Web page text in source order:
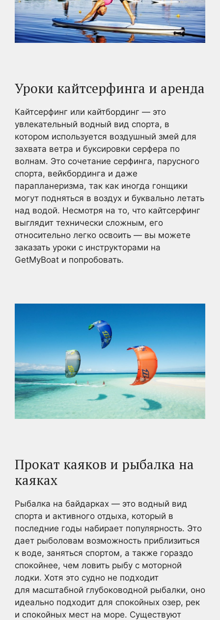
Уроки кайтсерфинга и аренда
Кайтсерфинг или кайтбординг — это
увлекательный водный вид спорта, в
котором используется воздушный змей для
захвата ветра и буксировки серфера по
волнам. Это сочетание серфинга, парусного
спорта, вейкбординга и даже
парапланеризма, так как иногда гонщики
могут подняться в воздух и буквально летать
над водой. Несмотря на то, что кайтсерфинг
выглядит технически сложным, его
относительно легко освоить — вы можете
заказать уроки с инструкторами на
GetMyBoat и попробовать.
Прокат каяков и рыбалка на
каяках
Рыбалка на байдарках — это водный вид
спорта и активного отдыха, который в
последние годы набирает популярность. Это
дает рыболовам возможность приблизиться
к воде, заняться спортом, а также гораздо
спокойнее, чем ловить рыбу с моторной
лодки. Хотя это судно не подходит
для масштабной глубоководной рыбалки, оно
идеально подходит для спокойных озер, рек
и спокойных мест на море. Существуют